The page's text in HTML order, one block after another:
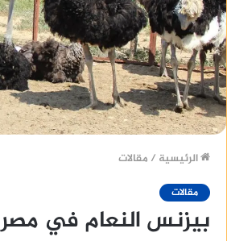
الرئيسية / مقالات
مقالات
بيزنس النعام في مصر